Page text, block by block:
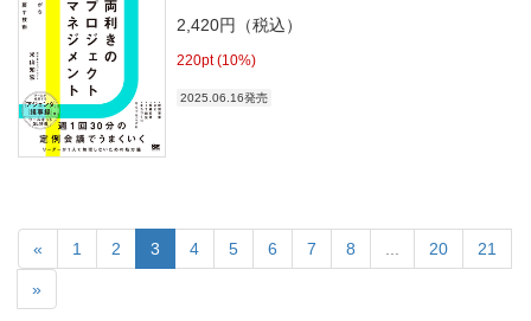
2,420円（税込）
220pt (10%)
2025.06.16発売
« 1 2 3 4 5 6 7 8 20 21
»